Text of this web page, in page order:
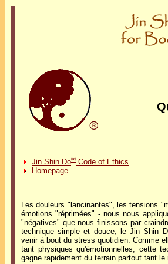
Jin Shin Do® Code of Ethics
Homepage
Les douleurs "lancinantes", les tensions
émotions "réprimées" - nous nous
"négatives" que nous finissons par
technique simple et douce, le Jin Shin
venir à bout du stress quotidien. Comme
tant physiques qu'émotionnelles, cette
gagne rapidement du terrain partout tant le